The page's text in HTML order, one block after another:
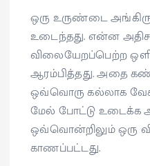
ஒரு உருண்டை
உடைந்தது. என்ன
விலையேறப்பெற்ற
ஆரம்பித்தது. அதை
ஒவ்வொரு கல்லாக
மேல் போட்டு உடைக்க
ஒவ்வொன்றிலும் ஒரு
காணப்பட்டது.